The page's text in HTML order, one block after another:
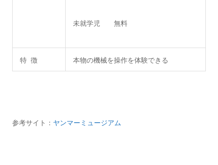
未就学児 無料
特 徴 本物の機械を操作を体験できる
参考サイト： ヤンマーミュージアム